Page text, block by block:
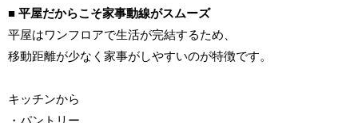
■ 平屋だからこそ家事動線がスムーズ
平屋はワンフロアで生活が完結するため、
移動距離が少なく家事がしやすいのが特徴です。
キッチンから